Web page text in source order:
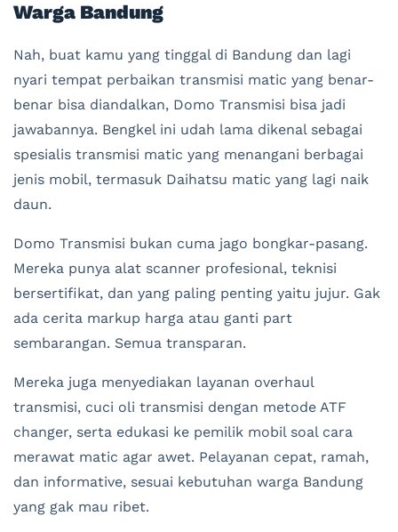
Warga Bandung
Nah, buat kamu yang tinggal di Bandung dan lagi
nyari tempat perbaikan transmisi matic yang benar-
benar bisa diandalkan, Domo Transmisi bisa jadi
jawabannya. Bengkel ini udah lama dikenal sebagai
spesialis transmisi matic yang menangani berbagai
jenis mobil, termasuk Daihatsu matic yang lagi naik
daun.
Domo Transmisi bukan cuma jago bongkar-pasang.
Mereka punya alat scanner profesional, teknisi
bersertifikat, dan yang paling penting yaitu jujur. Gak
ada cerita markup harga atau ganti part
sembarangan. Semua transparan.
Mereka juga menyediakan layanan overhaul
transmisi, cuci oli transmisi dengan metode ATF
changer, serta edukasi ke pemilik mobil soal cara
merawat matic agar awet. Pelayanan cepat, ramah,
dan informative, sesuai kebutuhan warga Bandung
yang gak mau ribet.